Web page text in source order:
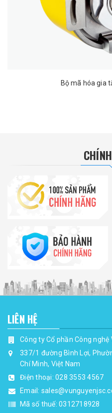
Bộ mã hóa gia
LIÊN HỆ
Công ty Cổ phần Công nghệ
337/1 đường Bình Lợi,
Chí Minh, Việt Nam
Điện thoại: 028 3553 4567
Email:
Mã số thuế: 0312718928